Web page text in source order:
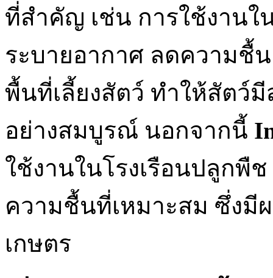
ที่สำคัญ เช่น การใช้งานใ
ระบายอากาศ ลดความชื้
พื้นที่เลี้ยงสัตว์ ทำให้สัตว์
อย่างสมบูรณ์ นอกจากนี้
ใช้งานในโรงเรือนปลูก
ความชื้นที่เหมาะสม ซึ่งมี
เกษตร